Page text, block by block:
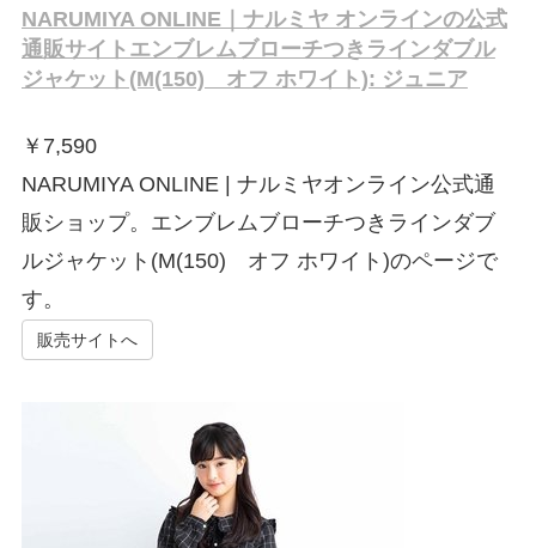
NARUMIYA ONLINE｜ナルミヤ オンラインの公式
通販サイトエンブレムブローチつきラインダブル
ジャケット(M(150) オフ ホワイト): ジュニア
￥ 7,590
NARUMIYA ONLINE | ナルミヤオンライン公式通
販ショップ。エンブレムブローチつきラインダブ
ルジャケット(M(150) オフ ホワイト)のページで
す。
販売サイトへ